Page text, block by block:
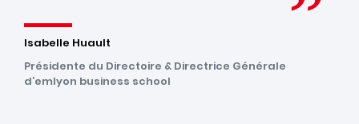
Isabelle Huault
Présidente du Directoire & Directrice Générale
d’emlyon business school